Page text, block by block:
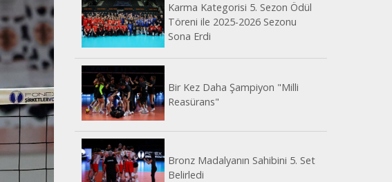
Karma Kategorisi 5. Sezon Ödül
Töreni ile 2025-2026 Sezonu
Sona Erdi
Bir Kez Daha Şampiyon "Milli
Reasürans"
Bronz Madalyanın Sahibini 5. Set
Belirledi